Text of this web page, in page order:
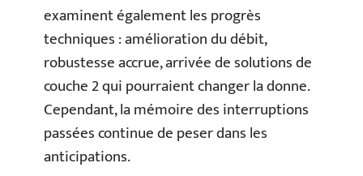
examinent également les progrès
techniques : amélioration du débit,
robustesse accrue, arrivée de solutions de
couche 2 qui pourraient changer la donne.
Cependant, la mémoire des interruptions
passées continue de peser dans les
anticipations.